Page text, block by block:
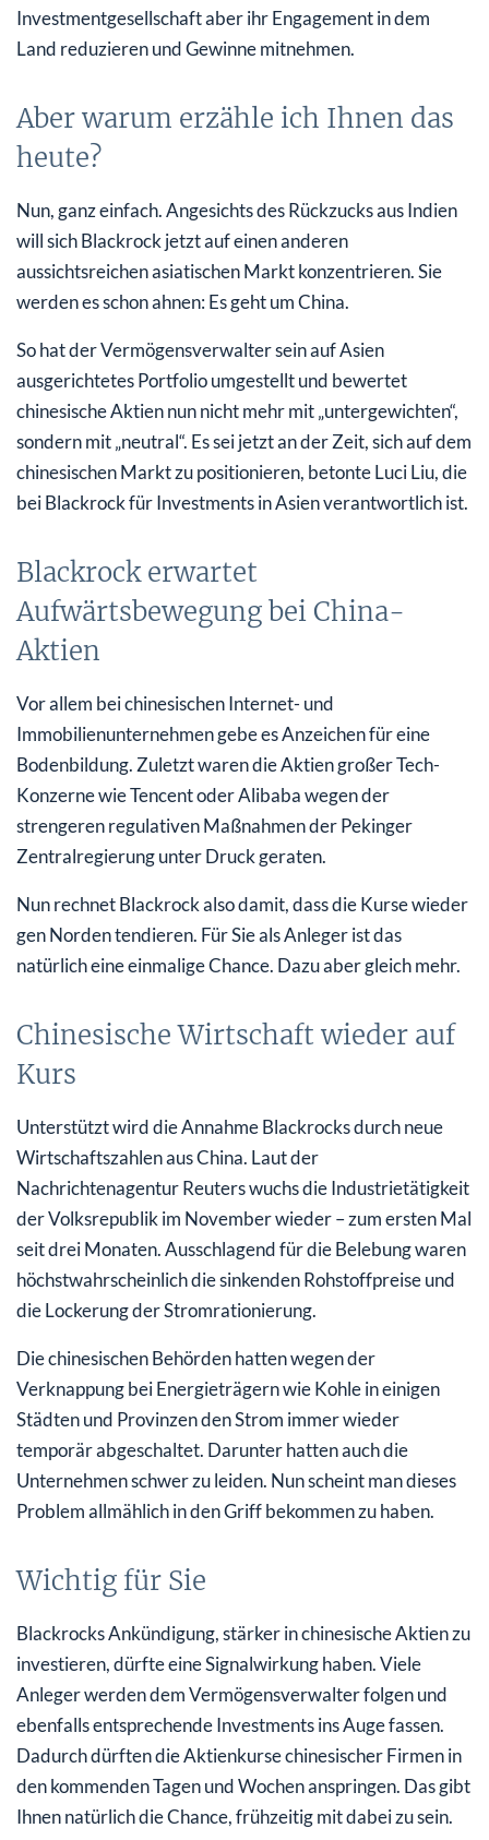
Investmentgesellschaft aber ihr Engagement in dem
Land reduzieren und Gewinne mitnehmen.
Aber warum erzähle ich Ihnen das
heute?
Nun, ganz einfach. Angesichts des Rückzucks aus Indien
will sich Blackrock jetzt auf einen anderen
aussichtsreichen asiatischen Markt konzentrieren. Sie
werden es schon ahnen: Es geht um China.
So hat der Vermögensverwalter sein auf Asien
ausgerichtetes Portfolio umgestellt und bewertet
chinesische Aktien nun nicht mehr mit „untergewichten“,
sondern mit „neutral“. Es sei jetzt an der Zeit, sich auf dem
chinesischen Markt zu positionieren, betonte Luci Liu, die
bei Blackrock für Investments in Asien verantwortlich ist.
Blackrock erwartet
Aufwärtsbewegung bei China-
Aktien
Vor allem bei chinesischen Internet- und
Immobilienunternehmen gebe es Anzeichen für eine
Bodenbildung. Zuletzt waren die Aktien großer Tech-
Konzerne wie Tencent oder Alibaba wegen der
strengeren regulativen Maßnahmen der Pekinger
Zentralregierung unter Druck geraten.
Nun rechnet Blackrock also damit, dass die Kurse wieder
gen Norden tendieren. Für Sie als Anleger ist das
natürlich eine einmalige Chance. Dazu aber gleich mehr.
Chinesische Wirtschaft wieder auf
Kurs
Unterstützt wird die Annahme Blackrocks durch neue
Wirtschaftszahlen aus China. Laut der
Nachrichtenagentur Reuters wuchs die Industrietätigkeit
der Volksrepublik im November wieder – zum ersten Mal
seit drei Monaten. Ausschlagend für die Belebung waren
höchstwahrscheinlich die sinkenden Rohstoffpreise und
die Lockerung der Stromrationierung.
Die chinesischen Behörden hatten wegen der
Verknappung bei Energieträgern wie Kohle in einigen
Städten und Provinzen den Strom immer wieder
temporär abgeschaltet. Darunter hatten auch die
Unternehmen schwer zu leiden. Nun scheint man dieses
Problem allmählich in den Griff bekommen zu haben.
Wichtig für Sie
Blackrocks Ankündigung, stärker in chinesische Aktien zu
investieren, dürfte eine Signalwirkung haben. Viele
Anleger werden dem Vermögensverwalter folgen und
ebenfalls entsprechende Investments ins Auge fassen.
Dadurch dürften die Aktienkurse chinesischer Firmen in
den kommenden Tagen und Wochen anspringen. Das gibt
Ihnen natürlich die Chance, frühzeitig mit dabei zu sein.